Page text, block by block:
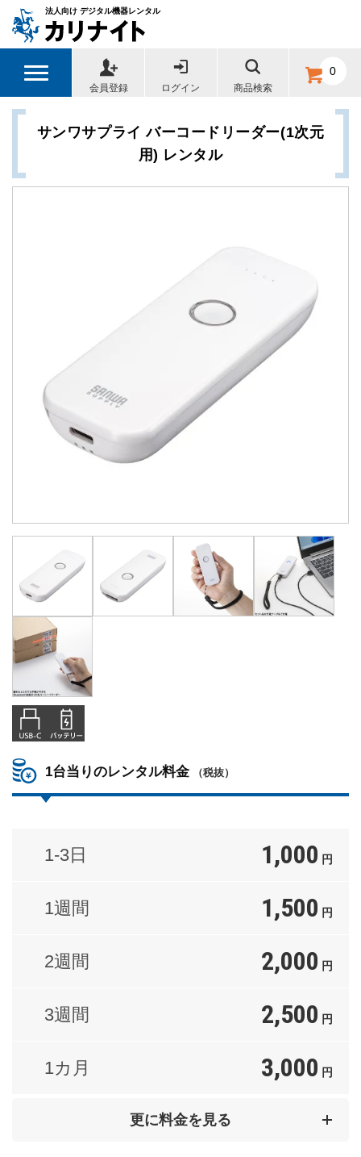
法人向け デジタル機器レンタル
会員登録 ログイン 商品検索
0
サンワサプライ バーコードリーダー(1次元
用) レンタル
1台当りのレンタル料金 （税抜）
1-3日 1,000 円
1週間 1,500 円
2週間 2,000 円
3週間 2,500 円
1カ月 3,000 円
円
更に料金を見る